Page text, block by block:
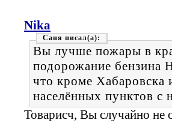
Nika
Саня
Вы лучше пожары в
подорожание бензина
что кроме
населённых пунктов с
Товарисч, Вы случайно